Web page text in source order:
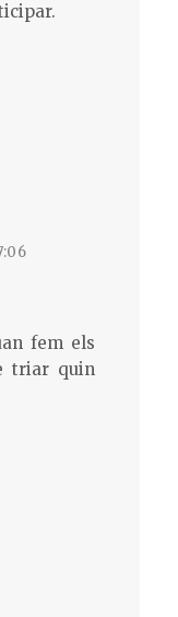
fem els
triar quin